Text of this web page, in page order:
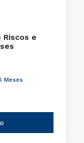
Riscos e
Meses